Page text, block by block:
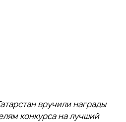
вручили награды
конкурса на лучший